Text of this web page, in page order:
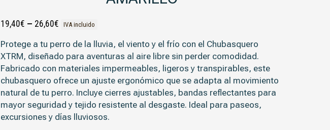
19,40€ – 26,60€ IVA incluido
Protege a tu perro de la lluvia, el viento y el frío con el Chubasquero
XTRM, diseñado para aventuras al aire libre sin perder comodidad.
Fabricado con materiales impermeables, ligeros y transpirables, este
chubasquero ofrece un ajuste ergonómico que se adapta al movimiento
natural de tu perro. Incluye cierres ajustables, bandas reflectantes para
mayor seguridad y tejido resistente al desgaste. Ideal para paseos,
excursiones y días lluviosos.